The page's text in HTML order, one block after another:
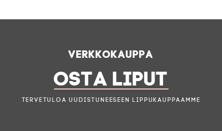
Verkkokauppa
OSTA LIPUT
Tervetuloa uudistuneeseen lippukauppaamme